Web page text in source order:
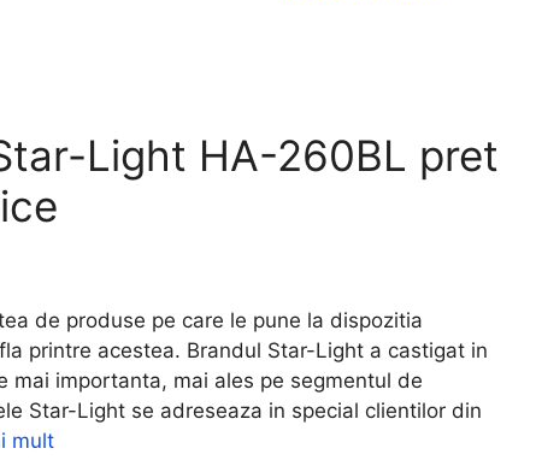
Light HA-260BL pret
de produse pe care le pune la dispozitia
printre acestea. Brandul Star-Light a castigat in
mai importanta, mai ales pe segmentul de
Star-Light se adreseaza in special clientilor din
mult